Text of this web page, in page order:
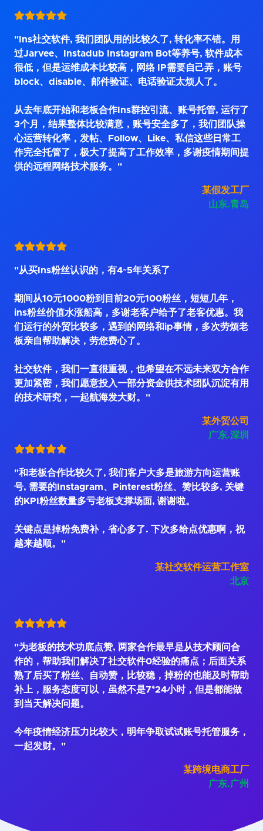
"Ins社交软件, 我们团队用的比较久了, 转化率不错。用
过Jarvee、Instadub Instagram Bot等养号, 软件成本
很低，但是运维成本比较高，网络 IP需要自己弄，账号
block、disable、邮件验证、电话验证太烦人了。
从去年底开始和老板合作Ins群控引流、账号托管, 运行了
3个月，结果整体比较满意，账号安全多了，我们团队操
心运营转化率，发帖、Follow、Like、私信这些日常工
作完全托管了，极大了提高了工作效率，多谢疫情期间提
供的远程网络技术服务。"
某假发工厂
山东.青岛
"从买Ins粉丝认识的，有4~5年关系了
期间从10元1000粉到目前20元100粉丝，短短几年，
ins粉丝价值水涨船高，多谢老客户给予了老客优惠。我
们运行的外贸比较多，遇到的网络和ip事情，多次劳烦老
板亲自帮助解决，劳您费心了。
社交软件，我们一直很重视，也希望在不远未来双方合作
更加紧密，我们愿意投入一部分资金供技术团队沉淀有用
的技术研究，一起航海发大财。"
某外贸公司
广东.深圳
"和老板合作比较久了, 我们客户大多是旅游方向运营账
号, 需要的Instagram、Pinterest粉丝、赞比较多, 关键
的KPI粉丝数量多亏老板支撑场面, 谢谢啦。
关键点是掉粉免费补，省心多了. 下次多给点优惠啊，祝
越来越顺。"
某社交软件运营工作室
北京
"为老板的技术功底点赞, 两家合作最早是从技术顾问合
作的，帮助我们解决了社交软件0经验的痛点；后面关系
熟了后买了粉丝、自动赞，比较稳，掉粉的也能及时帮助
补上，服务态度可以，虽然不是7*24小时，但是都能做
到当天解决问题。
今年疫情经济压力比较大，明年争取试试账号托管服务，
一起发财。"
某跨境电商工厂
广东.广州